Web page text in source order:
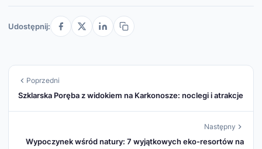
Udostępnij:
Poprzedni
Szklarska Poręba z widokiem na Karkonosze: noclegi i atrakcje
Następny
Wypoczynek wśród natury: 7 wyjątkowych eko-resortów na